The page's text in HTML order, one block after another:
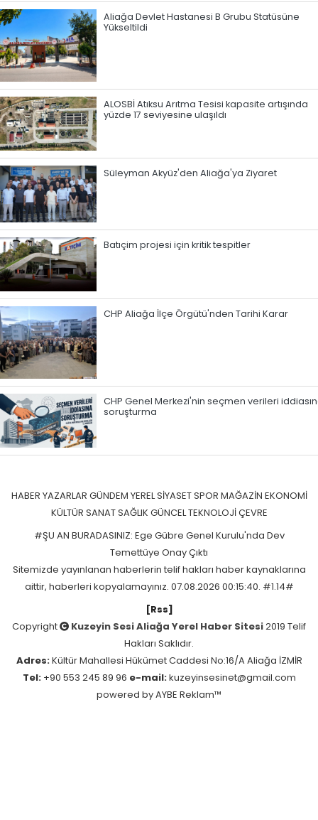
Aliağa Devlet Hastanesi B Grubu Statüsüne
Yükseltildi
ALOSBİ Atıksu Arıtma Tesisi kapasite artışında
yüzde 17 seviyesine ulaşıldı
Süleyman Akyüz'den Aliağa'ya Ziyaret
Batıçim projesi için kritik tespitler
CHP Aliağa İlçe Örgütü'nden Tarihi Karar
CHP Genel Merkezi'nin seçmen verileri
soruşturma
HABER YAZARLAR GÜNDEM YERELSİYASETSPOR MAĞAZİN EKONOMİ
KÜLTÜR SANATSAĞLIK GÜNCELTEKNOLOJİÇEVRE
#ŞU AN BURADASINIZ: Ege Gübre Genel Kurulu'nda Dev
Temettüye Onay Çıktı
Sitemizde yayınlanan haberlerin telif hakları haber kaynaklarına
aittir, haberleri kopyalamayınız. 07.08.2026 00:15:40. #1.14#
[Rss]
Copyright
Kuzeyin Sesi Aliağa Yerel Haber Sitesi2019 Telif
Hakları Saklıdır.
Adres:Kültür Mahallesi Hükümet Caddesi No:16/A Aliağa İZMİR
Tel:+90 553 245 89 96 e-mail:kuzeyinsesinet@gmail.com
powered byAYBE Reklam™